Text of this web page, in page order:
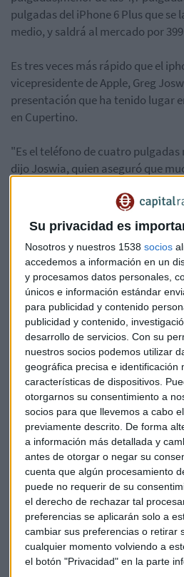
Su privacidad es
Nosotros y nuestros 1538 socios
accedemos a información en un
y procesamos datos personales,
únicos e información estándar
para publicidad y contenido
publicidad y contenido,
desarrollo de servicios. Con su
nuestros socios podemos utilizar
geográfica precisa e identificación
características de dispositivos.
otorgarnos su consentimiento a
socios para que llevemos a cabo
previamente descrito. De forma
a información más detallada y
antes de otorgar o negar su
cuenta que algún procesamiento
puede no requerir de su
el derecho de rechazar tal
preferencias se aplicarán solo a
cambiar sus preferencias o retirar
cualquier momento volviendo a
el botón "Privacidad" en la parte
pulgadas del iPhone 6 Plus que se
medio, y saldrá al mercado por
Es tres veces más rápido que el
vicepresidente de Apple, Greg
presentación que ha tenido lugar
en Cupertino.
"Es el teléfono de cuatro
dijo Joswia, quien aseguró que
único en segmento, pero ahora
ha adaptado a gran pantalla o a
Algunos expertos afirman que, con
fortalecer su posición en
y América Latina.
Apple vendió30 millones de
pulgadas el pasado año, aunque
lentas en los últimos meses, en
mercado de teléfonos inteligentes.
Según algunos expertos la clave
en que parte de los usuarios de
anteriores más pequeños
cambiarse a otro de tamaño
Car Play y el nuevo iPad de 9,7
protagonistas. En una
han presentado las
operativos de los distintos
algo escasa una de las